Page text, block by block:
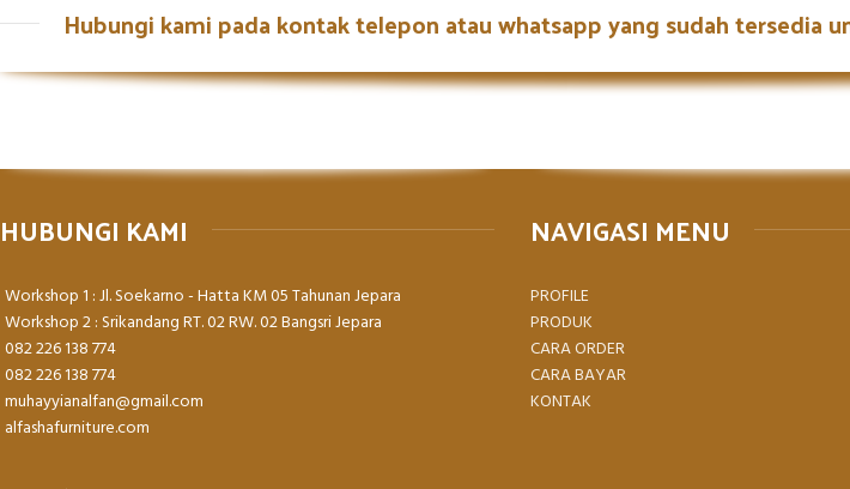
Hubungi kami pada kontak telepon atau whatsapp yang sudah tersedia
HUBUNGI KAMI
Workshop 1 : Jl. Soekarno - Hatta KM 05 Tahunan Jepara
Workshop 2 : Srikandang RT. 02 RW. 02 Bangsri Jepara
082 226 138 774
082 226 138 774
muhayyianalfan@gmail.com
alfashafurniture.com
NAVIGASI MENU
PROFILE
PRODUK
CARA ORDER
CARA BAYAR
KONTAK